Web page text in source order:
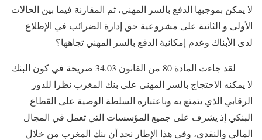
لا يمكن بموجبها الدفع بالسر المهني، ثم المقارنة فيما بين الحالات
الأولى و الثانية على مشروعية حق إدارة الضرائب في الإطلاع
لدى الأبناك وعدم إمكانية الدفع بالسر المهني تجاهها؟
لقد جاءت المادة 80 من القانون 34.03 صريحة في كون البنك
لا يمكنه الاحتجاج بالسر المهني على بنك المغرب نظرا للدور
الرقابي الذي يتمتع به وباعتباره السلطة الوصية على القطاع
البنكي إذ يشرف على جميع المؤسسات التي تعمل في المجال
المالي والنقدي، وفي هذا الإطار نجد أن بنك المغرب من خلال